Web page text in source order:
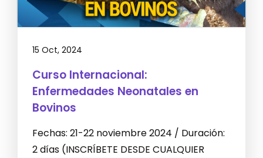
15 Oct, 2024
Curso Internacional:
Enfermedades Neonatales en
Bovinos
Fechas: 21-22 noviembre 2024 / Duración:
2 días (INSCRÍBETE DESDE CUALQUIER